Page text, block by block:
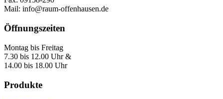
Mail: info@raum-offenhausen.de
Öffnungszeiten
Montag bis Freitag
7.30 bis 12.00 Uhr &
14.00 bis 18.00 Uhr
Produkte